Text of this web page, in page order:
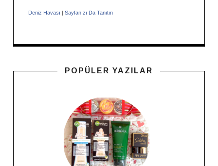
Deniz Havası | Sayfanızı Da Tanıtın
POPÜLER YAZILAR